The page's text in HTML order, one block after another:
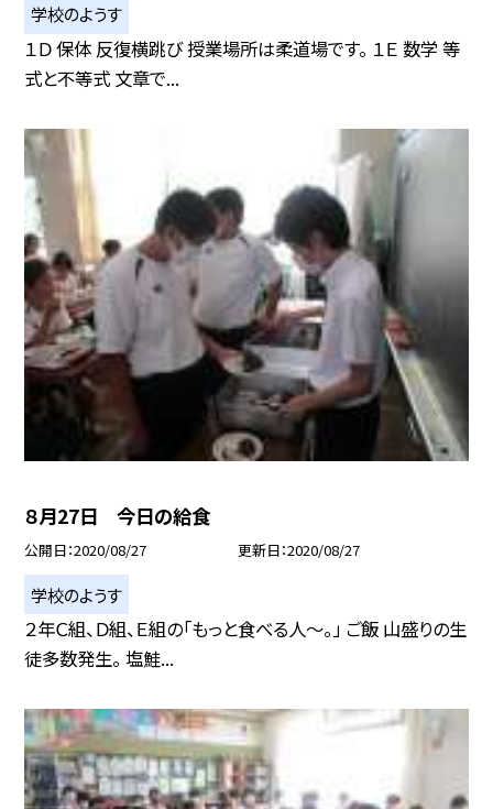
学校のようす
１Ｄ 保体 反復横跳び 授業場所は柔道場です。 １Ｅ 数学 等
式と不等式 文章で...
８月27日 今日の給食
公開日 2020/08/27 更新日 2020/08/27
学校のようす
２年Ｃ組、Ｄ組、Ｅ組の「もっと食べる人〜。」 ご飯 山盛りの生
徒多数発生。 塩鮭...